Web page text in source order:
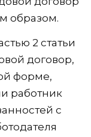
образом.
2 статьи
договор,
форме,
работник
с